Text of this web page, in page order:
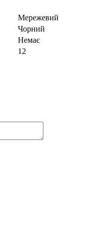
Мережевий
Чорний
Немає
12